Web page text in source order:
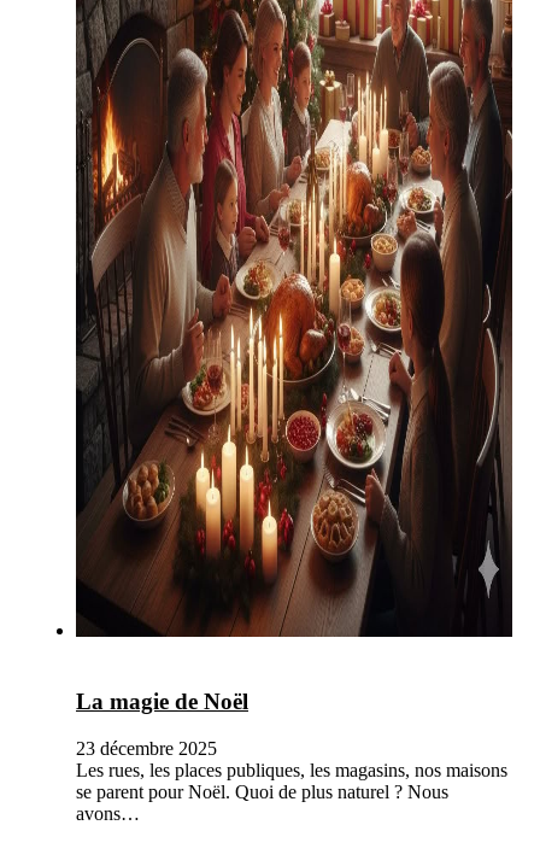
La magie de Noël
23 décembre 2025
Les rues, les places publiques, les magasins, nos maisons
se parent pour Noël. Quoi de plus naturel ? Nous
avons…